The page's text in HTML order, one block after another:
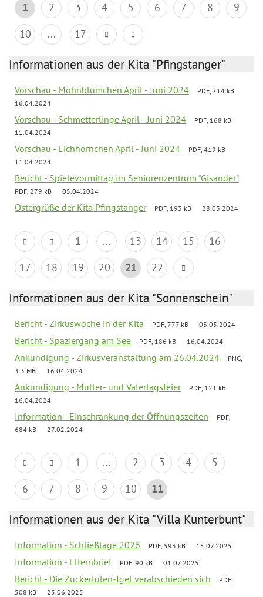
1 2 3 4 5 6 7 8
9
10
... 17
Informationen aus der Kita "Pfingstanger"
Vorschau - Mohnblümchen April - Juni 2024
PDF, 714 kB
16.04.2024
Vorschau - Schmetterlinge April - Juni 2024
PDF, 168 kB
11.04.2024
Vorschau - Eichhörnchen April - Juni 2024
PDF, 419 kB
11.04.2024
Bericht - Spielevormittag im Seniorenzentrum "Gisander"
PDF, 279 kB 05.04.2024
Ostergrüße der Kita Pfingstanger PDF, 193 kB 28.03.2024
1 ... 13 14 15
16
17
18 19 20 21 22
Informationen aus der Kita "Sonnenschein"
Bericht - Zirkuswoche in der Kita PDF, 777 kB 03.05.2024
Bericht - Spaziergang am See PDF, 186 kB 16.04.2024
Ankündigung - Zirkusveranstaltung am 26.04.2024
PNG,
3.3 MB
16.04.2024
Ankündigung - Mutter- und Vatertagsfeier
PDF, 121 kB
16.04.2024
Information - Einschränkung der Öffnungszeiten
PDF,
684 kB
27.02.2024
1 ... 2 3 4
5
6
7 8 9 10 11
Informationen aus der Kita "Villa Kunterbunt"
Information - Schließtage 2026 PDF, 593 kB 15.07.2025
Information - Elternbrief PDF, 90 kB 01.07.2025
Bericht - Die Zuckertüten-Igel verabschieden sich
PDF,
508 kB
25.06.2025